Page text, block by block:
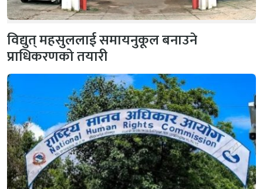
विद्युत् महसुललाई समायनुकूल बनाउने
प्राधिकरणको तयारी